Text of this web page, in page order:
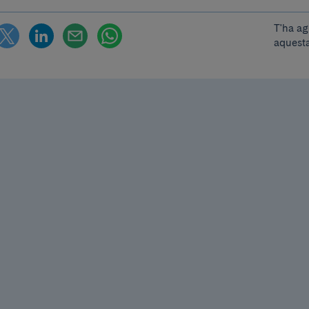
T'ha